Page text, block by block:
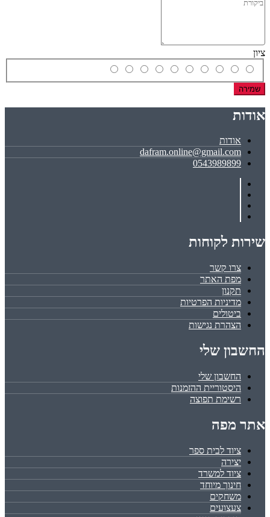
ציון
שמירה
אודות
אודות
dafram.online@gmail.com
0543989899
שירות לקוחות
צרו קשר
מפת האתר
תקנון
מדיניות הפרטיות
ביטולים
הצהרת נגישות
החשבון שלי
החשבון שלי
היסטוריית ההזמנות
רשימת תפוצה
אתר מפה
ציוד לבית ספר
יצירה
ציוד למשרד
חינוך מיוחד
משחקים
צעצועים